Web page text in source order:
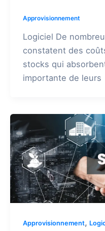
Approvisionnement
Logiciel De
constatent des
stocks qui
importante de leurs
Approvisionnement,